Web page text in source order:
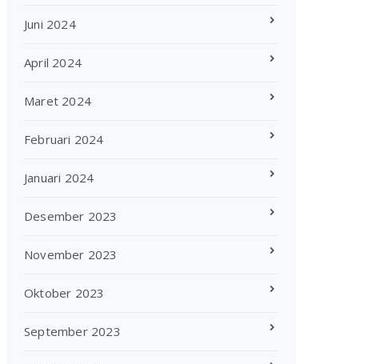
Juni 2024
April 2024
Maret 2024
Februari 2024
Januari 2024
Desember 2023
November 2023
Oktober 2023
September 2023